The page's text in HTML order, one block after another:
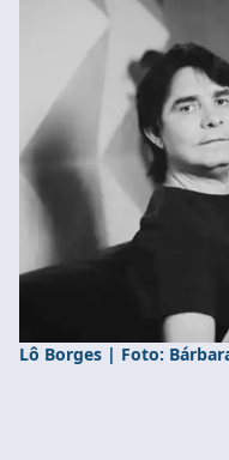
Lô Borges | Foto: